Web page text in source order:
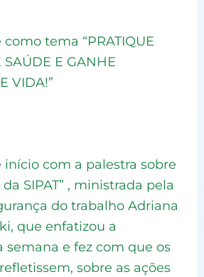
tema “PRATIQUE
SAÚDE E GANHE
VIDA!”
início com a palestra sobre
SIPAT” , ministrada pela
do trabalho Adriana
que enfatizou a
semana e fez com que os
sobre as ações